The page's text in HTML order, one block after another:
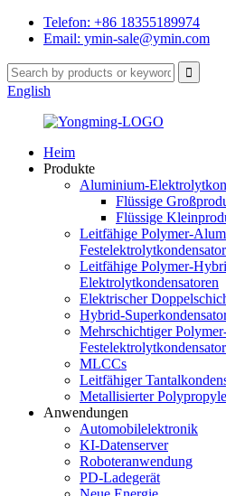
Telefon: +86 18355189974
Email: ymin-sale@ymin.com
English
Heim
Produkte
Aluminium-
Flüssige
Flüssige
Leitfähige Polymer-
Leitfähige Polymer-
Elektrolytkondensatoren
Elektrischer
Hybrid-
Mehrschichtiger
Festelektrolytkondensator
MLCCs
Leitfähiger
Metallisierter
Anwendungen
Automobilelektronik
KI-Datenserver
Roboteranwendung
PD-Ladegerät